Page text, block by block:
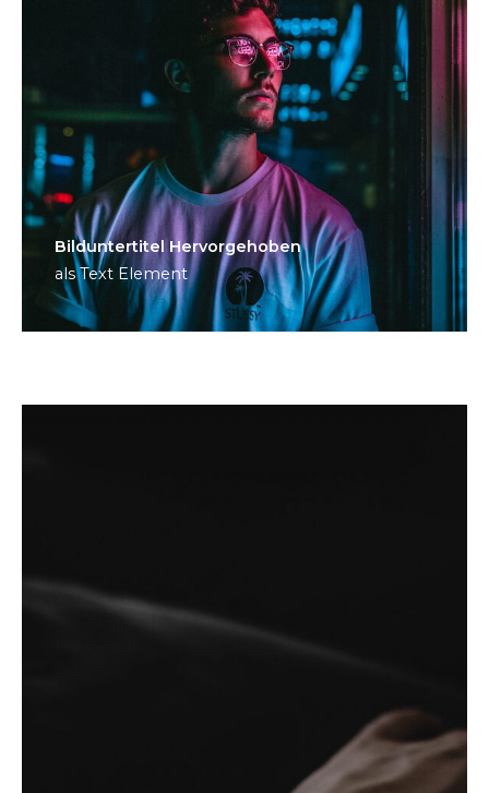
Bild­unter­titel Hervorgehoben
als Text Element